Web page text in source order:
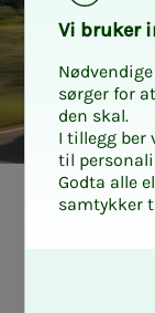
Vi bru­­ker
sørger for
den skal.
I tillegg ber
til
Godta alle
samtykker